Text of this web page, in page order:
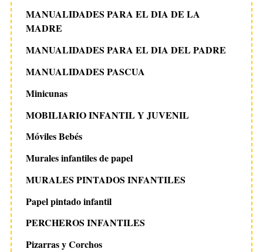
MANUALIDADES PARA EL DIA DE LA
MADRE
MANUALIDADES PARA EL DIA DEL PADRE
MANUALIDADES PASCUA
Minicunas
MOBILIARIO INFANTIL Y JUVENIL
Móviles Bebés
Murales infantiles de papel
MURALES PINTADOS INFANTILES
Papel pintado infantil
PERCHEROS INFANTILES
Pizarras y Corchos